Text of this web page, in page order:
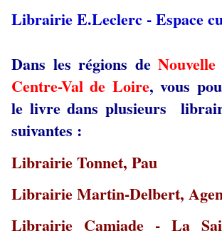
Librairie E.Leclerc - Espace
Dans les régions de
Centre-Val de Loire, vous
le livre dans plusieurs
suivantes :
Librairie Tonnet, Pau
Librairie Martin-Delbert,
Librairie Camiade - La